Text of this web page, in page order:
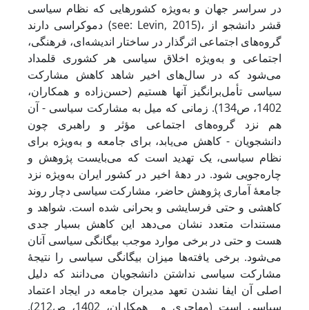
در سراسر جهان و به‌ویژه کشورهایی که نظام سیاسی
دموکراسی دارند (see: Levin, 2015)، قشر دانشجو از
گروه‌های اجتماعی اثرگذار در ساختار اندیشه‌ای، فرهنگی،
اجتماعی و به‌ویژه اخلاق سیاسی هر کشوری قلمداد
می‌شود که در سال‌های اخیر شاهد کاهش مشارکت
سیاسی تأمل‌برانگیز آنها هستیم (حسن‌زاده و همکاران،
1402، ص134). زمانی که میل به مشارکت سیاسی - آن
هم نزد گروه‌های اجتماعی مؤثر و راهبری چون
دانشجویان - کاهش می‌یابد، برای جامعه و به‌ویژه برای
نظام سیاسی، یک تهدید است که می‌بایست پژوهش و
چاره‌جویی شود. در دهۀ اخیر در کشور ایران به‌ویژه نزد
جامعۀ آماری پژوهش حاضر، مشارکت سیاسی دچار روند
کاهشی و حتی فرسایشی و بحرانی شده است. شواهد و
مستندات متعدد نشان می‌دهد این کاهش بسیار جدی
هست و حتی در برخی موارد موجب بیگانگی سیاسی آنان
می‌شود. برخی یافته‌ها میزان بیگانگی سیاسی را نتیجۀ
مشارکت سیاسی نداشتن دانشجویان می‌دانند که دلیل
اصلی آن ایفا نشدن تعهد مدیران جامعه در ایجاد اعتماد
سیاسی است (مهاجری و همکاران، 1402، ص212).